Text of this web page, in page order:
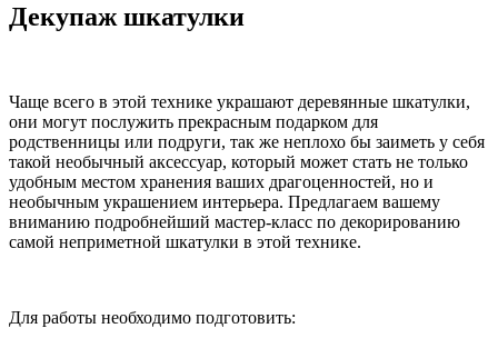
Декупаж шкатулки
Чаще всего в этой технике украшают деревянные шкатулки,
они могут послужить прекрасным подарком для
родственницы или подруги, так же неплохо бы заиметь у себя
такой необычный аксессуар, который может стать не только
удобным местом хранения ваших драгоценностей, но и
необычным украшением интерьера. Предлагаем вашему
вниманию подробнейший мастер-класс по декорированию
самой неприметной шкатулки в этой технике.
Для работы необходимо подготовить: